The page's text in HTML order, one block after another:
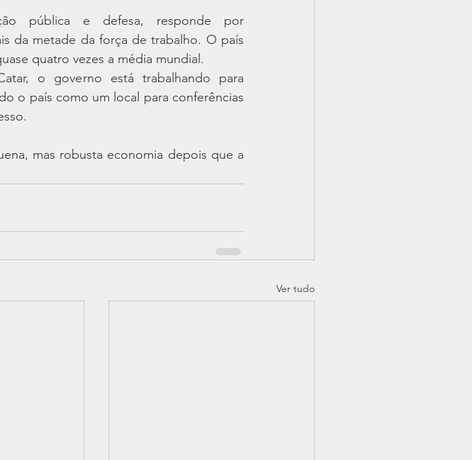
pública e defesa, responde por
da metade da força de trabalho. O país
quatro vezes a média mundial.
o governo está trabalhando para
o país como um local para conferências
mas robusta economia depois que a
Ver tudo